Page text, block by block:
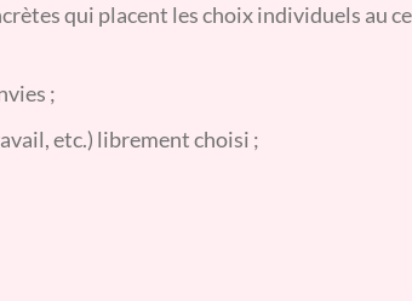
qui placent les choix individuels au
;
etc.) librement choisi ;